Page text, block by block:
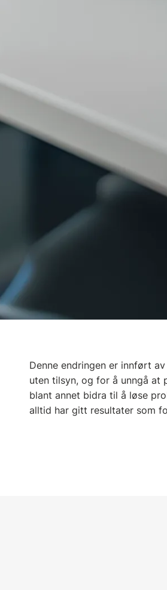
Denne endringen er innført
uten tilsyn, og for å unngå at
blant annet bidra til å løse
alltid har gitt resultater som